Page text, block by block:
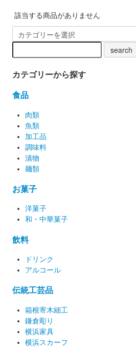
該当する商品がありません
カテゴリーから探す
食品
肉類
魚類
加工品
調味料
漬物
麺類
お菓子
洋菓子
和・中華菓子
飲料
ドリンク
アルコール
伝統工芸品
箱根寄木細工
鎌倉彫り
横浜家具
横浜スカーフ